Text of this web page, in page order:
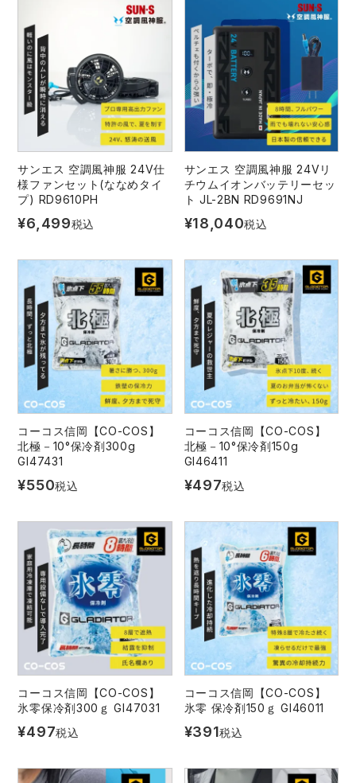
サンエス 空調風神服 24V仕
様ファンセット(ななめタイ
プ) RD9610PH
¥6,499税込
サンエス 空調風神服 24Vリ
チウムイオンバッテリーセッ
ト JL-2BN RD9691NJ
¥18,040税込
コーコス信岡【CO-COS】
北極－10°保冷剤300g
GI47431
¥550税込
コーコス信岡【CO-COS】
北極－10°保冷剤150g
GI46411
¥497税込
コーコス信岡【CO-COS】
氷零保冷剤300ｇ GI47031
¥497税込
コーコス信岡【CO-COS】
氷零 保冷剤150ｇ GI46011
¥391税込